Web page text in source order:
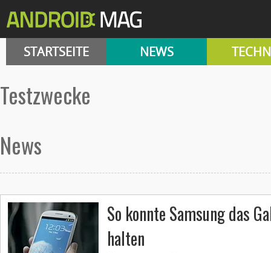
STARTSEITE NEWS
Testzwecke
News
So konnte Samsung das
halten